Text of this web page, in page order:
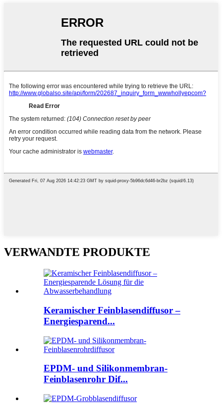
VERWANDTE PRODUKTE
Keramischer Feinblasendiffusor –
Energiesparend...
EPDM- und Silikonmembran-
Feinblasenrohr Dif...